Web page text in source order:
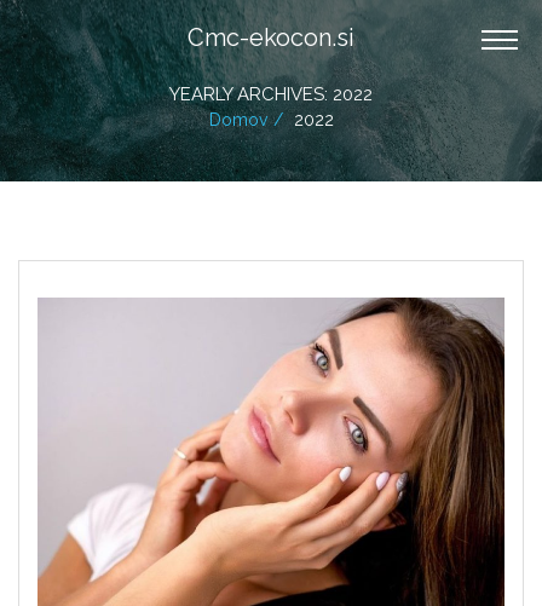
Cmc-ekocon.si
YEARLY ARCHIVES: 2022
Domov 2022